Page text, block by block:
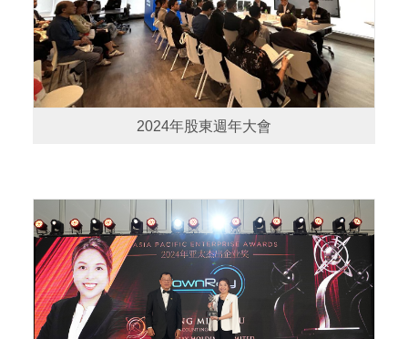
2024年股東週年大會